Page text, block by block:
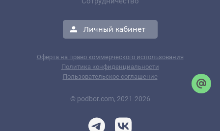
Личный кабинет
Оферта на право коммерческого использования
Политика конфиденциальности
Пользовательское соглашение
© podbor.com, 2021-2026